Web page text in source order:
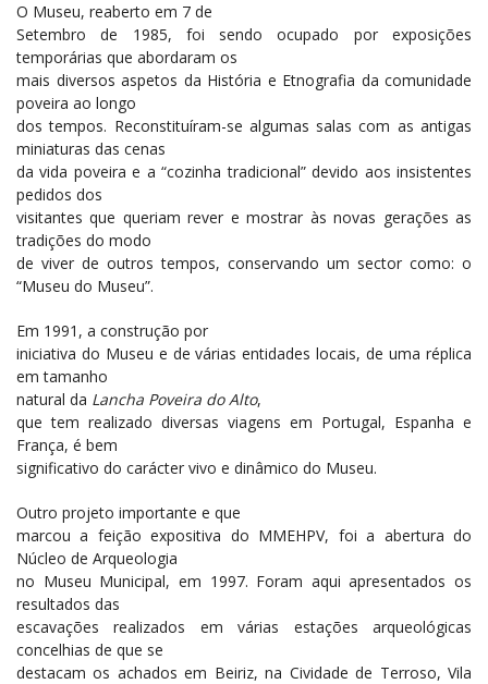
O Museu, reaberto em 7 de
Setembro de 1985, foi sendo ocupado por exposições
temporárias que abordaram os
mais diversos aspetos da História e Etnografia da comunidade
poveira ao longo
dos tempos. Reconstituíram-se algumas salas com as antigas
miniaturas das cenas
da vida poveira e a “cozinha tradicional” devido aos insistentes
pedidos dos
visitantes que queriam rever e mostrar às novas gerações as
tradições do modo
de viver de outros tempos, conservando um sector como: o
“Museu do Museu”.
Em 1991, a construção por
iniciativa do Museu e de várias entidades locais, de uma réplica
em tamanho
natural da Lancha Poveira do Alto,
que tem realizado diversas viagens em Portugal, Espanha e
França, é bem
significativo do carácter vivo e dinâmico do Museu.
Outro projeto importante e que
marcou a feição expositiva do MMEHPV, foi a abertura do
Núcleo de Arqueologia
no Museu Municipal, em 1997. Foram aqui apresentados os
resultados das
escavações realizados em várias estações arqueológicas
concelhias de que se
destacam os achados em Beiriz, na Cividade de Terroso, Vila